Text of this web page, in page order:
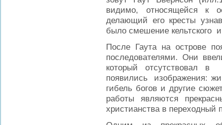
видимо, относящейся к
делающий его кресты
было смешение кельтского
После Гаута на острове
последователями. Они
который отсутствовал
появились изображения:
гибель богов и другие
работы являются
христианства в переходный